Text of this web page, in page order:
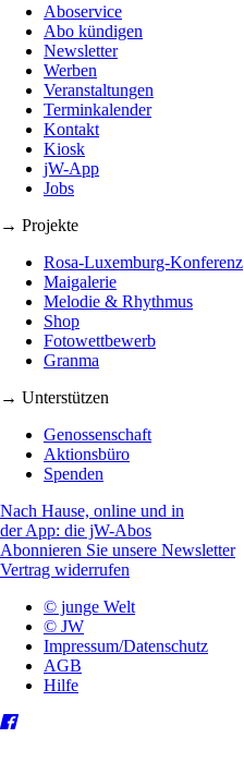
Aboservice
Abo kündigen
Newsletter
Werben
Veranstaltungen
Terminkalender
Kontakt
Kiosk
jW-App
Jobs
→ Projekte
Rosa-Luxemburg-Konferenz
Maigalerie
Melodie & Rhythmus
Shop
Fotowettbewerb
Granma
→ Unterstützen
Genossenschaft
Aktionsbüro
Spenden
Nach Hause, online und in
der App: die jW-Abos
Abonnieren Sie unsere Newsletter
Vertrag widerrufen
© junge Welt
© JW
Impressum/Datenschutz
AGB
Hilfe